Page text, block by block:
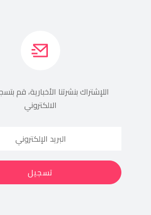
اللإشتراك بنشرتنا الأخبارية، قم
الالكتروني